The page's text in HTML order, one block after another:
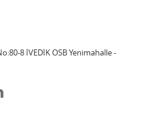
8 İVEDİK OSB Yenimahalle -